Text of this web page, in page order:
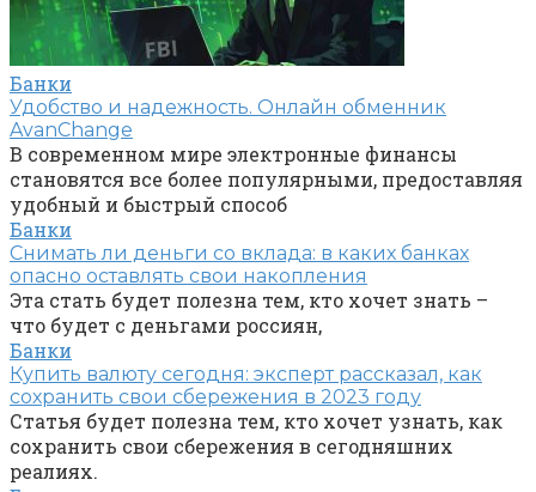
Банки
Удобство и надежность. Онлайн обменник
AvanChange
В современном мире электронные финансы
становятся все более популярными, предоставляя
удобный и быстрый способ
Банки
Снимать ли деньги со вклада: в каких банках
опасно оставлять свои накопления
Эта стать будет полезна тем, кто хочет знать –
что будет с деньгами россиян,
Банки
Купить валюту сегодня: эксперт рассказал, как
сохранить свои сбережения в 2023 году
Статья будет полезна тем, кто хочет узнать, как
сохранить свои сбережения в сегодняшних
реалиях.